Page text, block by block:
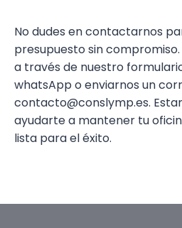
No dudes en contactarnos
presupuesto sin
a través de nuestro
whatsApp o enviarnos un
contacto@conslymp.es.
ayudarte a mantener tu
lista para el éxito.